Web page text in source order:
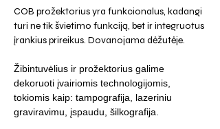
COB prožektorius yra funkcionalus, kadangi
turi ne tik švietimo funkciją, bet ir integruotus
įrankius prireikus. Dovanojama dėžutėje.
Žibintuvėlius ir prožektorius galime
dekoruoti įvairiomis technologijomis,
tokiomis kaip: tampografija, lazeriniu
graviravimu, įspaudu, šilkografija.